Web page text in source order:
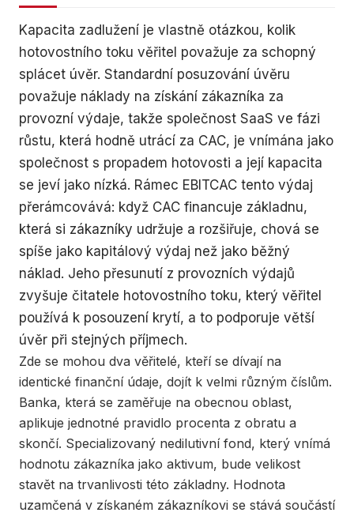
Kapacita zadlužení je vlastně otázkou, kolik
hotovostního toku věřitel považuje za schopný
splácet úvěr. Standardní posuzování úvěru
považuje náklady na získání zákazníka za
provozní výdaje, takže společnost SaaS ve fázi
růstu, která hodně utrácí za CAC, je vnímána jako
společnost s propadem hotovosti a její kapacita
se jeví jako nízká. Rámec EBITCAC tento výdaj
přerámcovává: když CAC financuje základnu,
která si zákazníky udržuje a rozšiřuje, chová se
spíše jako kapitálový výdaj než jako běžný
náklad. Jeho přesunutí z provozních výdajů
zvyšuje čitatele hotovostního toku, který věřitel
používá k posouzení krytí, a to podporuje větší
úvěr při stejných příjmech.
Zde se mohou dva věřitelé, kteří se dívají na
identické finanční údaje, dojít k velmi různým číslům.
Banka, která se zaměřuje na obecnou oblast,
aplikuje jednotné pravidlo procenta z obratu a
skončí. Specializovaný nedilutivní fond, který vnímá
hodnotu zákazníka jako aktivum, bude velikost
stavět na trvanlivosti této základny. Hodnota
uzamčená v získaném zákazníkovi se stává součástí